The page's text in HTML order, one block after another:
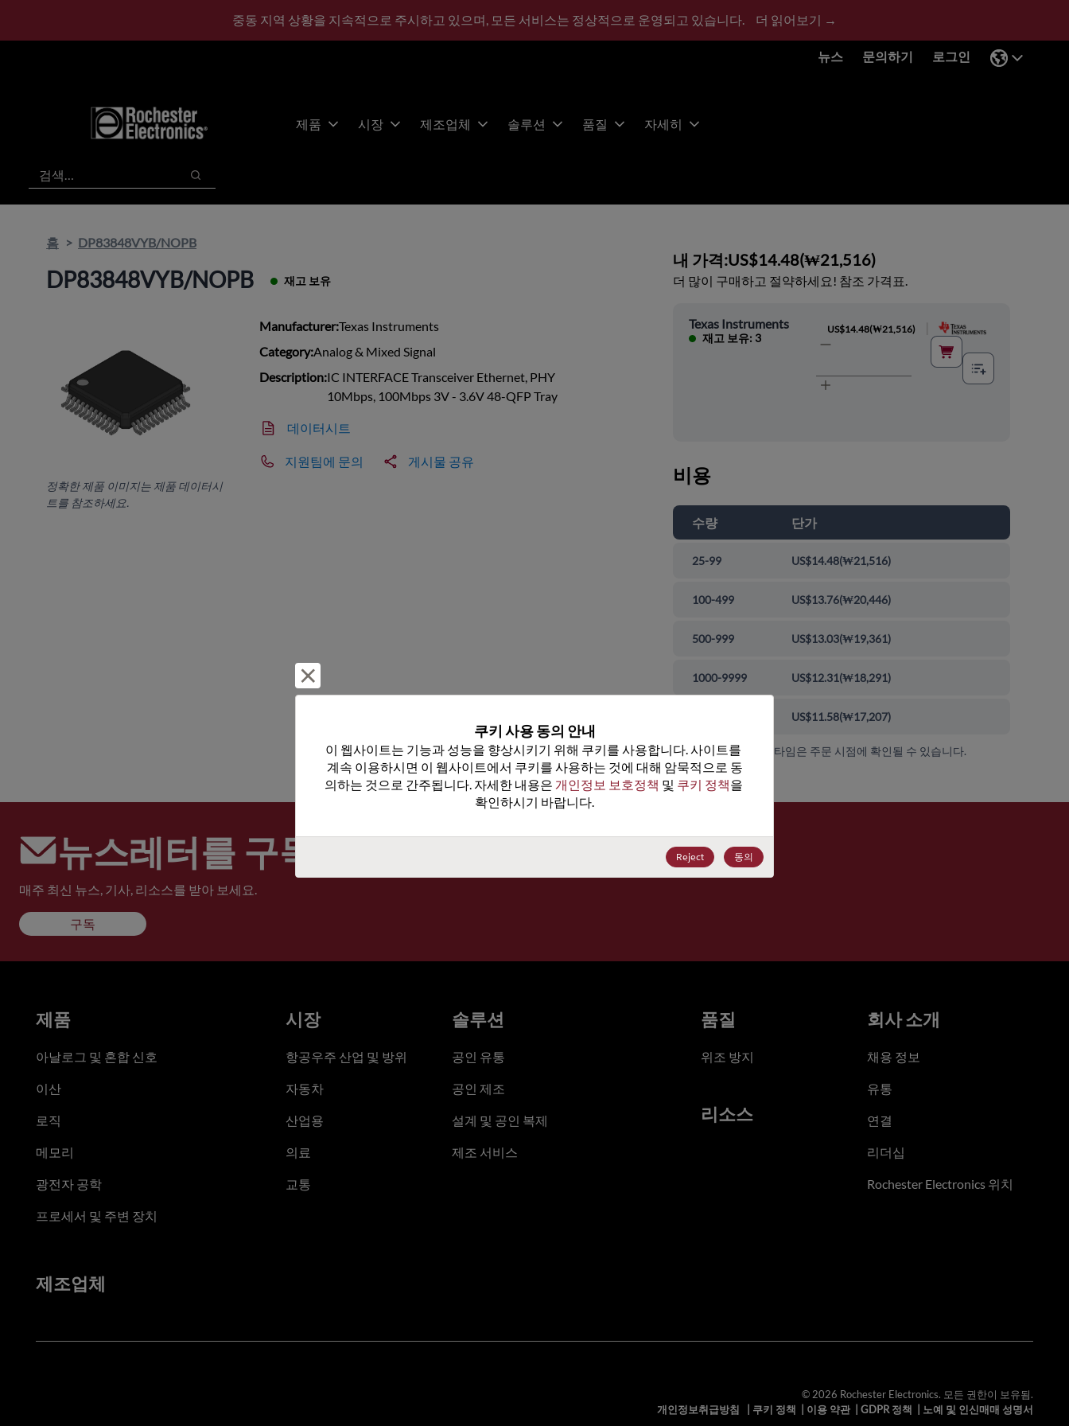
중동 지역 상황을 지속적으로 주시하고 있으며, 모든 서비스는 정상적으로 운영되고 있습니다. 더 읽어보기 →
뉴스 문의하기 로그인
제품 시장 제조업체 솔루션 품질 자세히
검색
검색
홈 DP83848VYB/NOPB
DP83848VYB/NOPB 재고 보유
정확한 제품 이미지는 제품 데이터시
트를 참조하세요.
Manufacturer:Texas Instruments
Category:Analog & Mixed Signal
Description:IC INTERFACE Transceiver Ethernet, PHY
10Mbps, 100Mbps 3V - 3.6V 48-QFP Tray
데이터시트
지원팀에 문의 게시물 공유
내 가격:US$14.48(₩21,516)
더 많이 구매하고 절약하세요! 참조 가격표.
Texas Instruments
재고 보유: 3
US$14.48(₩21,516)
비용
수량 단가
25-99 US$14.48(₩21,516)
100-499 US$13.76(₩20,446)
500-999 US$13.03(₩19,361)
1000-9999 US$12.31(₩18,291)
US$11.58(₩17,207)
가격, 가용성 및 리드 타임은 주문 시점에 확인될 수 있습니다.
뉴스레터를 구독하세요
매주 최신 뉴스, 기사, 리소스를 받아 보세요.
구독
쿠키 사용 동의 안내
이 웹사이트는 기능과 성능을 향상시키기 위해 쿠키를 사용합니다. 사이트를
계속 이용하시면 이 웹사이트에서 쿠키를 사용하는 것에 대해 암묵적으로 동
의하는 것으로 간주됩니다. 자세한 내용은 개인정보 보호정책 및 쿠키 정책을
확인하시기 바랍니다.
Reject 동의
제품
아날로그 및 혼합 신호
이산
로직
메모리
광전자 공학
프로세서 및 주변 장치
시장
항공우주 산업 및 방위
자동차
산업용
의료
교통
솔루션
공인 유통
공인 제조
설계 및 공인 복제
제조 서비스
품질
위조 방지
리소스
회사 소개
채용 정보
유통
연결
리더십
Rochester Electronics 위치
제조업체
© 2026 Rochester Electronics. 모든 권한이 보유됨.
개인정보취급방침
쿠키 정책 이용 약관| GDPR 정책 노예 및 인신매매 성명서